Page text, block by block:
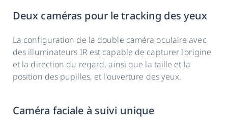
Deux caméras pour le tracking des yeux
La configuration de la double caméra oculaire avec
des illuminateurs IR est capable de capturer l'origine
et la direction du regard, ainsi que la taille et la
position des pupilles, et l'ouverture des yeux.
Caméra faciale à suivi unique